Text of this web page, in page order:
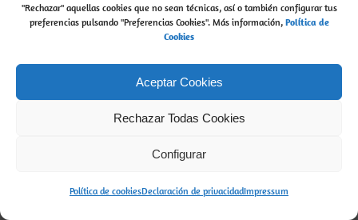
"Rechazar" aquellas cookies que no sean técnicas, así o también configurar tus
preferencias pulsando "Preferencias Cookies". Más información, Política de
Cookies
Aceptar Cookies
Rechazar Todas Cookies
Configurar
Política de cookiesDeclaración de privacidadImpressum
by admin read more...
Buscar